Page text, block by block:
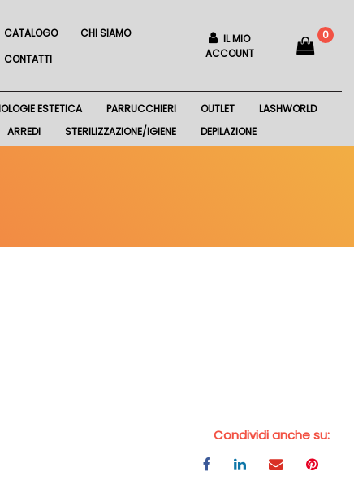
CATALOGO
CHI SIAMO
CONTATTI
IL MIO
ACCOUNT
0
ESTETICA PARRUCCHIERI OUTLET
LASHWORLD
ARREDI STERILIZZAZIONE/IGIENE DEPILAZIONE
Condividi anche su: